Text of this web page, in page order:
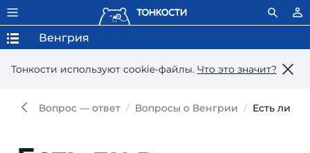
Тонкости используют сookie-файлы. Что это значит?
Венгрия
Вопрос — ответ Вопросы о Венгрии Есть ли в